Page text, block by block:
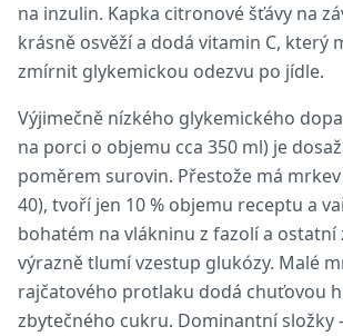
na inzulin. Kapka citronové šťávy na
krásně osvěží a dodá vitamin C, který
zmírnit glykemickou odezvu po jídle.
Výjimečně nízkého glykemického
na porci o objemu cca 350 ml) je
poměrem surovin. Přestože má
40), tvoří jen 10 % objemu receptu a
bohatém na vlákninu z fazolí a ostatní
výrazně tlumí vzestup glukózy. Malé
rajčatového protlaku dodá chuťovou
zbytečného cukru. Dominantní složky